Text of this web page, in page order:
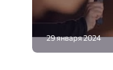
29 января 2024